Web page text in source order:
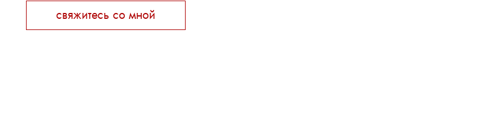
свяжитесь со мной